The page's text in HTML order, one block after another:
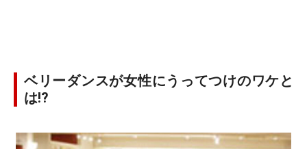
ベリーダンスが女性にうってつけのワケと
は!?